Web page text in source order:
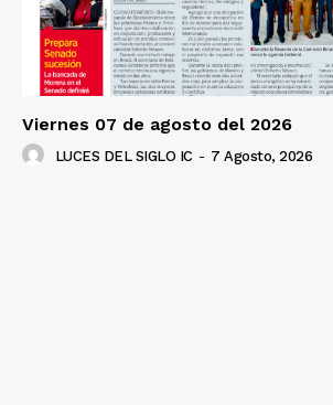
Viernes 07 de agosto del 2026
LUCES DEL SIGLO IC - 7 Agosto, 2026